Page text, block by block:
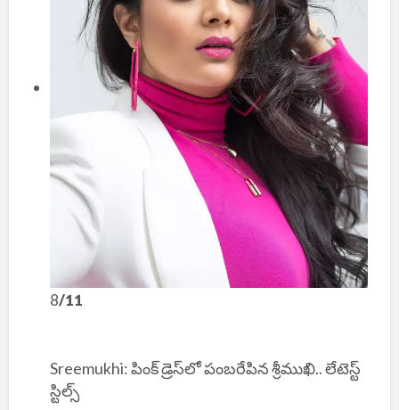
8/11
Sreemukhi: పింక్ డ్రెస్‌లో పంబరేపిన శ్రీముఖి.. లేటెస్ట్
స్టిల్స్